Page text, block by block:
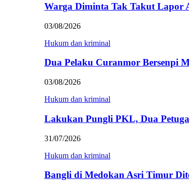
Warga Diminta Tak Takut Lapor
03/08/2026
Hukum dan kriminal
Dua Pelaku Curanmor Bersenpi
03/08/2026
Hukum dan kriminal
Lakukan Pungli PKL, Dua
31/07/2026
Hukum dan kriminal
Bangli di Medokan Asri Timur